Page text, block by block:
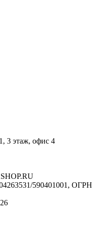
3 этаж, офис 4
590401001, ОГРН